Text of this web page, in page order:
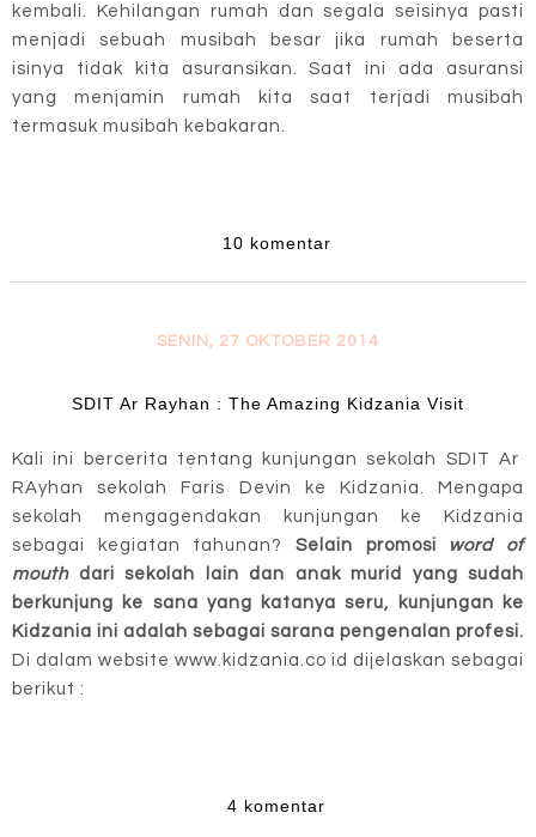
kembali. Kehilangan rumah dan segala seisinya pasti
menjadi sebuah musibah besar jika rumah beserta
isinya tidak kita asuransikan. Saat ini ada asuransi
yang menjamin rumah kita saat terjadi musibah
termasuk musibah kebakaran.
10 komentar
SENIN, 27 OKTOBER 2014
SDIT Ar Rayhan : The Amazing Kidzania Visit
Kali ini bercerita tentang kunjungan sekolah SDIT Ar
RAyhan sekolah Faris Devin ke Kidzania. Mengapa
sekolah mengagendakan kunjungan ke Kidzania
sebagai kegiatan tahunan?
Selain promosi
word of
mouthdari sekolah lain dan anak murid yang sudah
berkunjung ke sana yang katanya seru, kunjungan ke
Kidzania ini adalah sebagai sarana pengenalan profesi.
Di dalam website www.kidzania.co id dijelaskan sebagai
berikut :
4 komentar